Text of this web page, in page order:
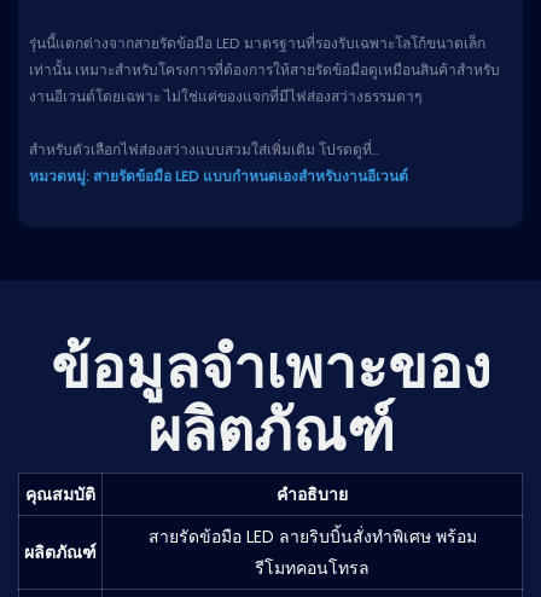
รุ่นนี้แตกต่างจากสายรัดข้อมือ LED มาตรฐานที่รองรับเฉพาะโลโก้ขนาดเล็ก
เท่านั้น เหมาะสำหรับโครงการที่ต้องการให้สายรัดข้อมือดูเหมือนสินค้าสำหรับ
งานอีเวนต์โดยเฉพาะ ไม่ใช่แค่ของแจกที่มีไฟส่องสว่างธรรมดาๆ
สำหรับตัวเลือกไฟส่องสว่างแบบสวมใส่เพิ่มเติม โปรดดูที่...
หมวดหมู่: สายรัดข้อมือ LED แบบกำหนดเองสำหรับงานอีเวนต์
ข้อมูลจำเพาะของ
ผลิตภัณฑ์
คุณสมบัติ คำอธิบาย
ผลิตภัณฑ์
สายรัดข้อมือ LED ลายริบบิ้นสั่งทำพิเศษ พร้อม
รีโมทคอนโทรล